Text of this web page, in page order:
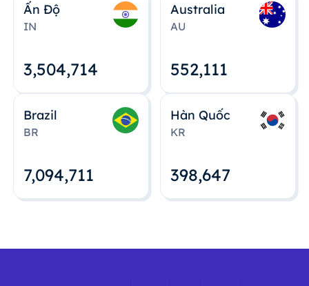
Ấn Độ
IN
3,504,715
Australia
AU
552,112
Brazil
BR
7,094,712
Hàn Quốc
KR
398,648